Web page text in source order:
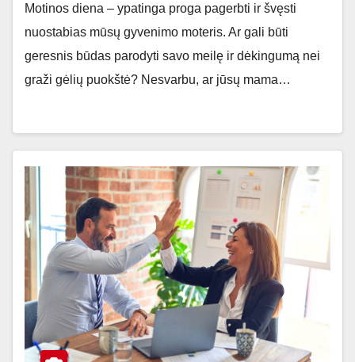
Motinos diena – ypatinga proga pagerbti ir švęsti
nuostabias mūsų gyvenimo moteris. Ar gali būti
geresnis būdas parodyti savo meilę ir dėkingumą nei
graži gėlių puokštė? Nesvarbu, ar jūsų mama…